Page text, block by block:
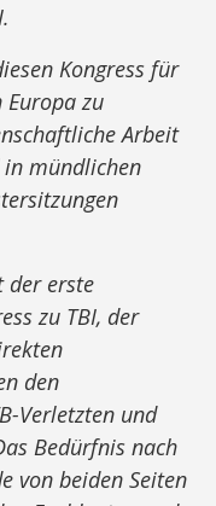
Kongress für
Europa zu
Arbeit
mündlichen
der erste
zu TBI, der
den
Verletzten und
Bedürfnis nach
von beiden Seiten